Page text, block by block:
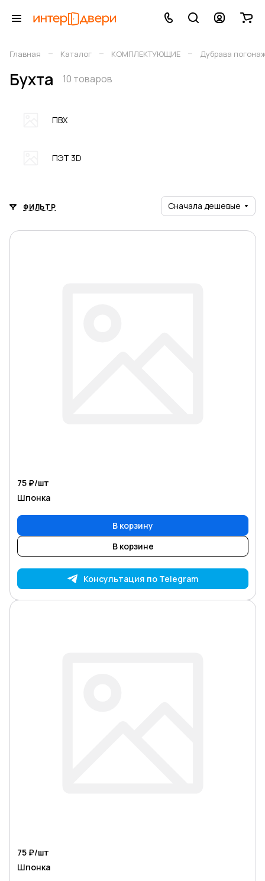
Главная – Каталог – КОМПЛЕКТУЮЩИЕ – Дубрава
Бухта 10 товаров
ПВХ
ПЭТ 3D
ФИЛЬТР Сначала дешевые
75 ₽/шт
Шпонка
В корзину
В корзине
Консультация по Telegram
75 ₽/шт
Шпонка